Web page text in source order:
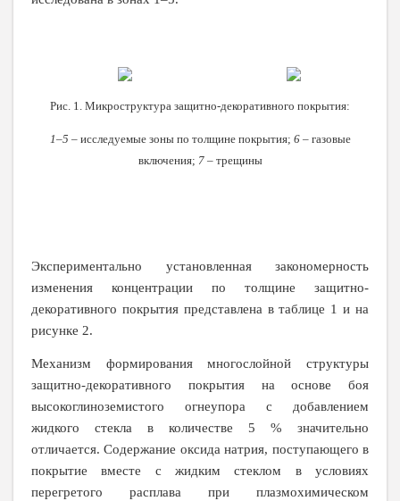
Рис. 1. Микроструктура защитно-декоративного покрытия:
1–5 – исследуемые зоны по толщине покрытия; 6– газовые
включения; 7– трещины
Экспериментально установленная закономерность
изменения концентрации по толщине защитно-
декоративного покрытия представлена в таблице 1 и на
рисунке 2.
Механизм формирования многослойной структуры
защитно-декоративного покрытия на основе боя
высокоглиноземистого огнеупора с добавлением
жидкого стекла в количестве 5 % значительно
отличается. Содержание оксида натрия, поступающего в
покрытие вместе с жидким стеклом в условиях
перегретого расплава при плазмохимическом